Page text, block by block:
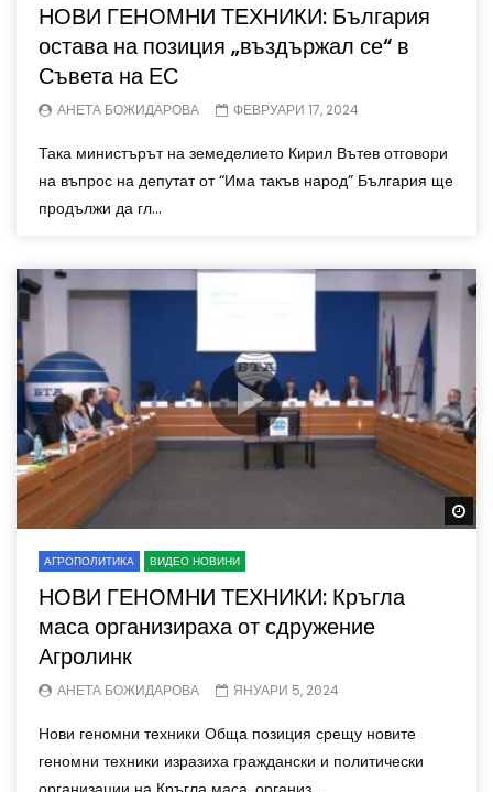
НОВИ ГЕНОМНИ ТЕХНИКИ: България
остава на позиция „въздържал се“ в
Съвета на ЕС
АНЕТА БОЖИДАРОВА ФЕВРУАРИ 17, 2024
Така министърът на земеделието Кирил Вътев отговори
на въпрос на депутат от “Има такъв народ” България ще
продължи да гл...
АГРОПОЛИТИКА ВИДЕО НОВИНИ
НОВИ ГЕНОМНИ ТЕХНИКИ: Кръгла
маса организираха от сдружение
Агролинк
АНЕТА БОЖИДАРОВА ЯНУАРИ 5, 2024
Нови геномни техники Обща позиция срещу новите
геномни техники изразиха граждански и политически